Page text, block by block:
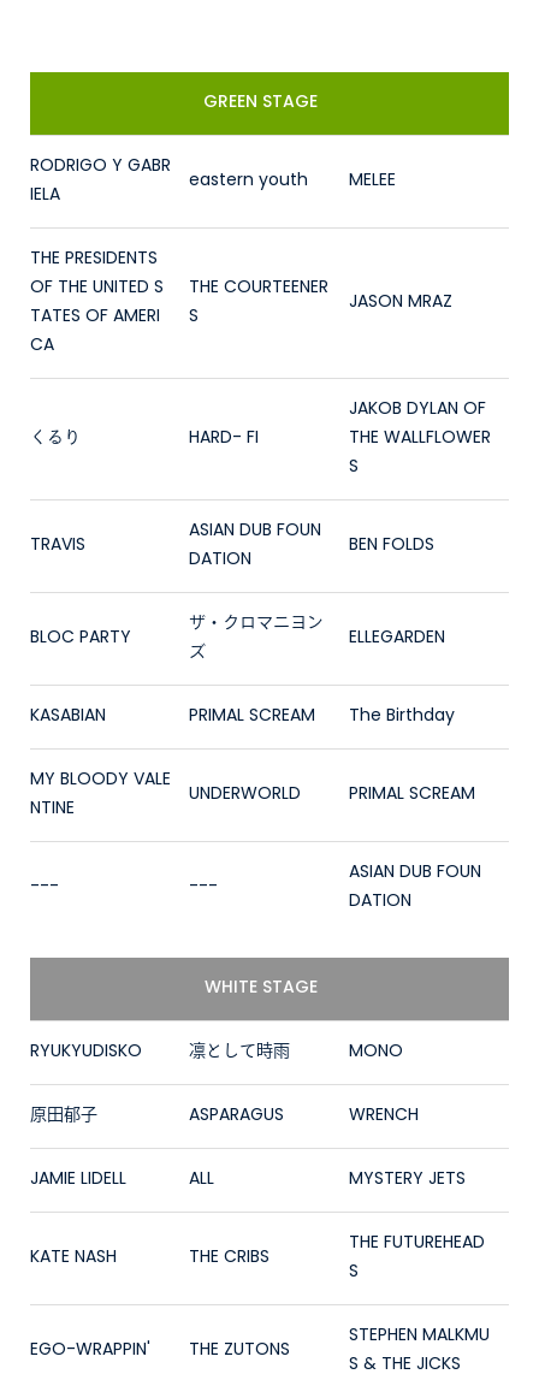
GREEN STAGE
RODRIGO Y GABR
IELA
eastern youth MELEE
THE PRESIDENTS
OF THE UNITED S
TATES OF AMERI
CA
THE COURTEENER
S
JASON MRAZ
くるり HARD- FI
JAKOB DYLAN OF
THE WALLFLOWER
S
TRAVIS
ASIAN DUB FOUN
DATION
BEN FOLDS
BLOC PARTY
ザ・クロマニヨン
ズ
ELLEGARDEN
KASABIAN PRIMAL SCREAM The Birthday
MY BLOODY VALE
NTINE
UNDERWORLD PRIMAL SCREAM
--- ---
ASIAN DUB FOUN
DATION
WHITE STAGE
RYUKYUDISKO 凛として時雨 MONO
原田郁子 ASPARAGUS WRENCH
JAMIE LIDELL ALL MYSTERY JETS
KATE NASH THE CRIBS
THE FUTUREHEAD
S
EGO-WRAPPIN' THE ZUTONS
STEPHEN MALKMU
S & THE JICKS